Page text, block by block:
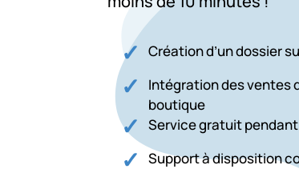
Création d’un dossier
Intégration des ventes
boutique
Service gratuit
Support à disposition